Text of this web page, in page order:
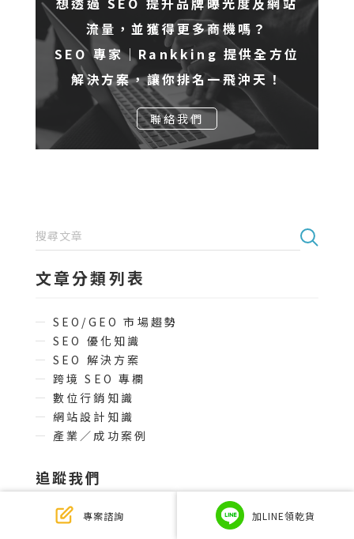
專案諮詢 加LINE領乾貨
流量，並獲得更多商機嗎？
SEO 專家｜Rankking 提供全方位
解決方案，讓你排名一飛沖天！
聯絡我們
文章分類列表
SEO/GEO 市場趨勢
SEO 優化知識
SEO 解決方案
跨境 SEO 專欄
數位行銷知識
網站設計知識
產業／成功案例
追蹤我們